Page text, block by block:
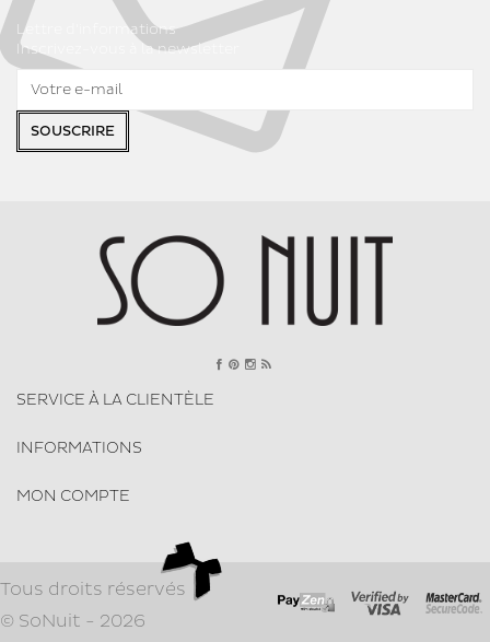
Lettre d'informations
Inscrivez-vous à la newsletter
SOUSCRIRE
SERVICE À LA CLIENTÈLE
INFORMATIONS
MON COMPTE
Tous droits réservés
© SoNuit - 2026